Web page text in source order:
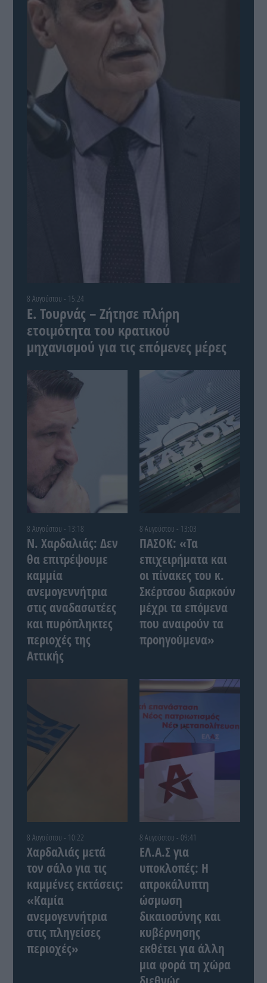
8 Αυγούστου - 15:24
Ε. Τουρνάς – Ζήτησε πλήρη
ετοιμότητα του κρατικού
μηχανισμού για τις επόμενες μέρες
8 Αυγούστου - 13:18
Ν. Χαρδαλιάς: Δεν
θα επιτρέψουμε
καμμία
ανεμογεννήτρια
στις αναδασωτέες
και πυρόπληκτες
περιοχές της
Αττικής
8 Αυγούστου - 13:03
ΠΑΣΟΚ: «Τα
επιχειρήματα και
οι πίνακες του κ.
Σκέρτσου διαρκούν
μέχρι τα επόμενα
που αναιρούν τα
προηγούμενα»
8 Αυγούστου - 10:22
Χαρδαλιάς μετά
τον σάλο για τις
καμμένες εκτάσεις:
«Καμία
ανεμογεννήτρια
στις πληγείσες
περιοχές»
8 Αυγούστου - 09:41
ΕΛ.Α.Σ για
υποκλοπές: Η
απροκάλυπτη
ώσμωση
δικαιοσύνης και
κυβέρνησης
εκθέτει για άλλη
μια φορά τη χώρα